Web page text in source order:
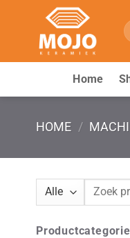
Home
HOME /
Zoeken